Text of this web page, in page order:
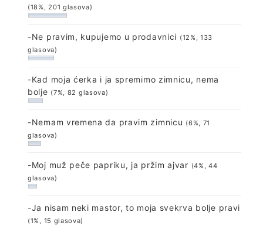
(18%, 201 glasova)
-Ne pravim, kupujemo u prodavnici (12%, 133
glasova)
-Kad moja ćerka i ja spremimo zimnicu, nema
bolje (7%, 82 glasova)
-Nemam vremena da pravim zimnicu (6%, 71
glasova)
-Moj muž peče papriku, ja pržim ajvar (4%, 44
glasova)
-Ja nisam neki mastor, to moja svekrva bolje pravi
(1%, 15 glasova)